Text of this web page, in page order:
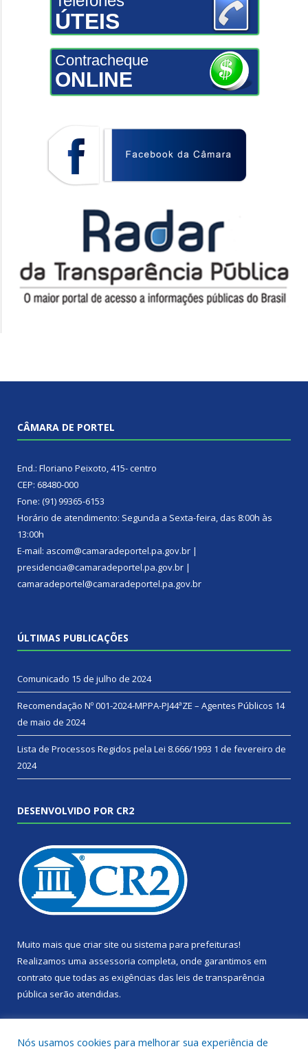
ÚTEIS
Contracheque
ONLINE
CÂMARA DE PORTEL
End.: Floriano Peixoto, 415- centro
CEP: 68480-000
Fone: (91) 99365-6153
Horário de atendimento: Segunda a Sexta-feira, das 8:00h às
13:00h
E-mail: ascom@camaradeportel.pa.gov.br |
presidencia@camaradeportel.pa.gov.br |
camaradeportel@camaradeportel.pa.gov.br
ÚLTIMAS PUBLICAÇÕES
Comunicado 15 de julho de 2024
Recomendação Nº 001-2024-MPPA-PJ44ªZE – Agentes Públicos 14
de maio de 2024
Lista de Processos Regidos pela Lei 8.666/1993 1 de fevereiro de
2024
DESENVOLVIDO POR CR2
Muito mais que criar site ou sistema para prefeituras!
Realizamos uma assessoria completa, onde garantimos em
contrato que todas as exigências das leis de transparência
pública serão atendidas.
Nós usamos cookies para melhorar sua experiência de